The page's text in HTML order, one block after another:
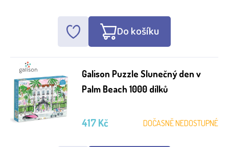
Do košíku
Galison Puzzle Slunečný den v
Palm Beach 1000 dílků
DOČASNĚ NEDOSTUPNÉ
417 Kč